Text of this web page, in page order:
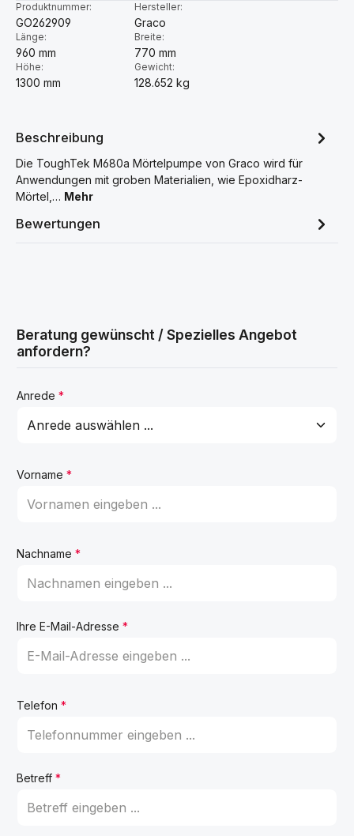
Produktnummer:
GO262909
Hersteller:
Graco
Länge:
960 mm
Breite:
770 mm
Höhe:
1300 mm
Gewicht:
128.652 kg
Beschreibung
Die ToughTek M680a Mörtelpumpe von Graco wird für
Anwendungen mit groben Materialien, wie Epoxidharz-
Mörtel,… Mehr
Bewertungen
Beratung gewünscht / Spezielles Angebot
anfordern?
Anrede *
Vorname *
Nachname *
Ihre E-Mail-Adresse *
Telefon *
Betreff *